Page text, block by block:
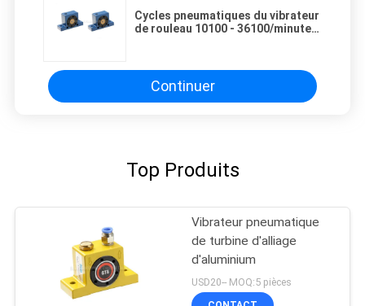
Cycles pneumatiques du vibrateur
de rouleau 10100 - 36100/minute
Continuer
Top Produits
Vibrateur pneumatique
de turbine d'alliage
d'aluminium
USD20-- MOQ:5 pièces